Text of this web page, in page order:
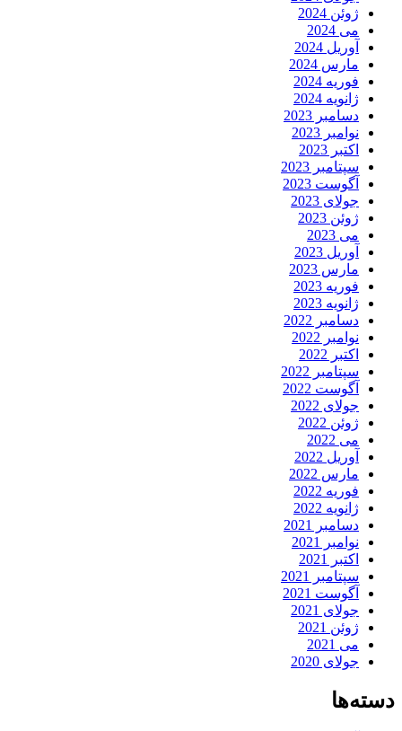
ژوئن 2024
می 2024
آوریل 2024
مارس 2024
فوریه 2024
ژانویه 2024
دسامبر 2023
نوامبر 2023
اکتبر 2023
سپتامبر 2023
آگوست 2023
جولای 2023
ژوئن 2023
می 2023
آوریل 2023
مارس 2023
فوریه 2023
ژانویه 2023
دسامبر 2022
نوامبر 2022
اکتبر 2022
سپتامبر 2022
آگوست 2022
جولای 2022
ژوئن 2022
می 2022
آوریل 2022
مارس 2022
فوریه 2022
ژانویه 2022
دسامبر 2021
نوامبر 2021
اکتبر 2021
سپتامبر 2021
آگوست 2021
جولای 2021
ژوئن 2021
می 2021
جولای 2020
دسته‌ها